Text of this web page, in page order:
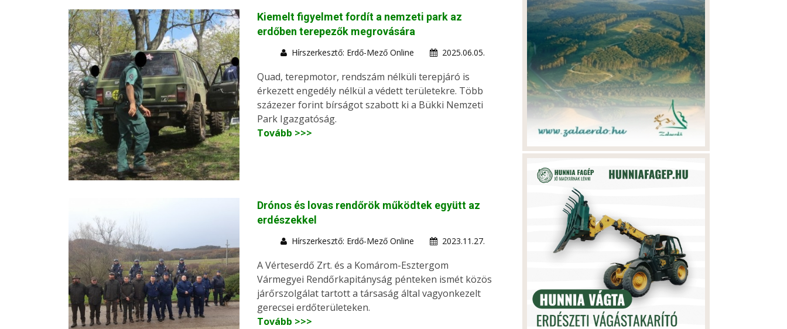
Kiemelt figyelmet fordít a nemzeti park az
erdőben terepezők megrovására
Hírszerkesztő: Erdő-Mező Online 2025.06.05.
Quad, terepmotor, rendszám nélküli terepjáró is
érkezett engedély nélkül a védett területekre. Több
százezer forint bírságot szabott ki a Bükki Nemzeti
Park Igazgatóság.
Tovább >>>
Drónos és lovas rendőrök működtek együtt az
erdészekkel
Hírszerkesztő: Erdő-Mező Online 2023.11.27.
A Vérteserdő Zrt. és a Komárom-Esztergom
Vármegyei Rendőrkapitányság pénteken ismét közös
járőrszolgálat tartott a társaság által vagyonkezelt
gerecsei erdőterületeken.
Tovább >>>